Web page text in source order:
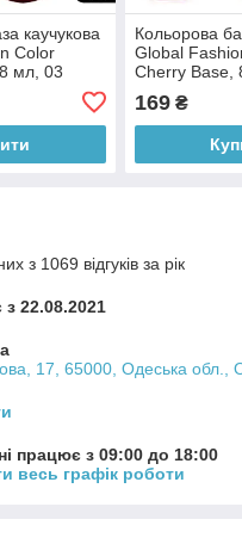
каучукова
Color
мл, 03
Кольорова
Global
Cherry Base,
169₴
з 1069 відгуків за рік
22.08.2021
17, 65000, Одеська обл.,
працює з 09:00 до 18:00
весь графік роботи